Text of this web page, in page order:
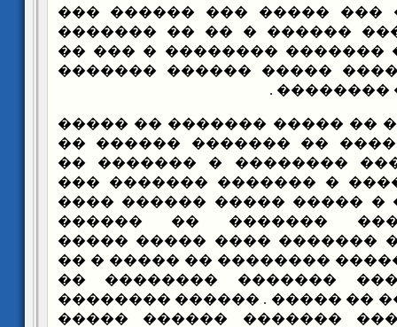
������ ����� � ��� �����
������� �������� ������
������ � ��� �� �������
��� ����� �� ����� �����
����� ���
������ ���� �� �����
"����� �����" ����� ��
������� ��������
�������� �������� �
����� �������� � �����
������� �������
��������� � ��� �������
�������� �������� ��
���� �� ��� ���
������� � ������ �� ����� .
�� ����� �������